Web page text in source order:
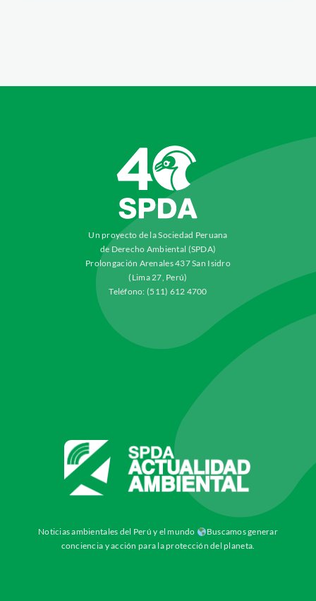
Un proyecto de la Sociedad Peruana
de Derecho Ambiental (SPDA)
Prolongación Arenales 437 San Isidro
(Lima 27, Perú)
Teléfono: (511) 612 4700
Noticias ambientales del Perú y el mundo
Buscamos generar
conciencia y acción para la protección del planeta.